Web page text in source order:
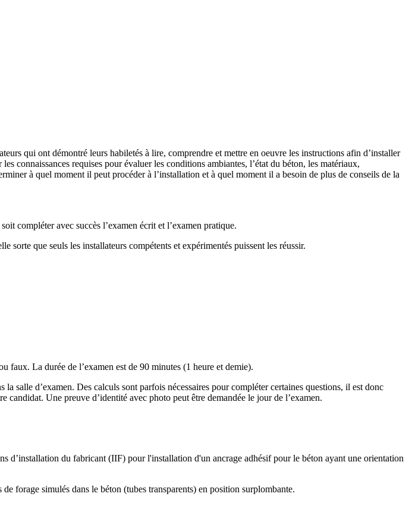
qui ont démontré leurs habiletés à lire, comprendre et mettre en oeuvre les instructions afin d’installer
connaissances requises pour évaluer les conditions ambiantes, l’état du béton, les matériaux,
à quel moment il peut procéder à l’installation et à quel moment il a besoin de plus de conseils de la
compléter avec succès l’examen écrit et l’examen pratique.
que seuls les installateurs compétents et expérimentés puissent les réussir.
La durée de l’examen est de 90 minutes (1 heure et demie).
salle d’examen. Des calculs sont parfois nécessaires pour compléter certaines questions, il est donc
Une preuve d’identité avec photo peut être demandée le jour de l’examen.
d’installation du fabricant (IIF) pour l'installation d'un ancrage adhésif pour le béton ayant une orientation
forage simulés dans le béton (tubes transparents) en position surplombante.